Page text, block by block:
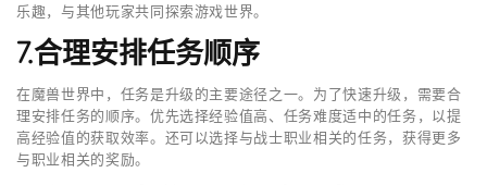
乐趣，与其他玩家共同探索游戏世界。
7.合理安排任务顺序
在魔兽世界中，任务是升级的主要途径之一。为了快速升级，需要合
理安排任务的顺序。优先选择经验值高、任务难度适中的任务，以提
高经验值的获取效率。还可以选择与战士职业相关的任务，获得更多
与职业相关的奖励。